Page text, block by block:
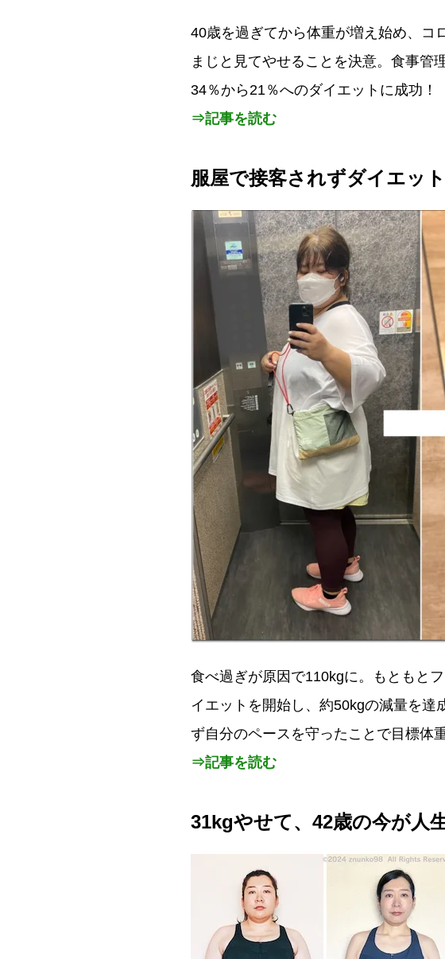
40歳を過ぎてから体重が増え始め、コ
まじと見てやせることを決意。食事管
34％から21％へのダイエットに成功！
⇒記事を読む
服屋で接客されずダイエッ
食べ過ぎが原因で110kgに。もともと
イエットを開始し、約50kgの減量を
ず自分のペースを守ったことで目標体
⇒記事を読む
31kgやせて、42歳の今が人